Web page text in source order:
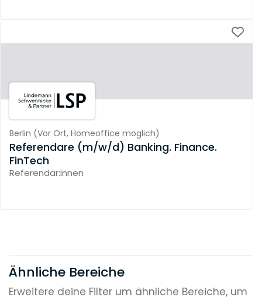
Berlin (Vor Ort, Homeoffice möglich)
Referendare (m/w/d) Banking. Finance.
FinTech
Referendar:innen
Ähnliche Bereiche
Erweitere deine Filter um ähnliche Bereiche, um